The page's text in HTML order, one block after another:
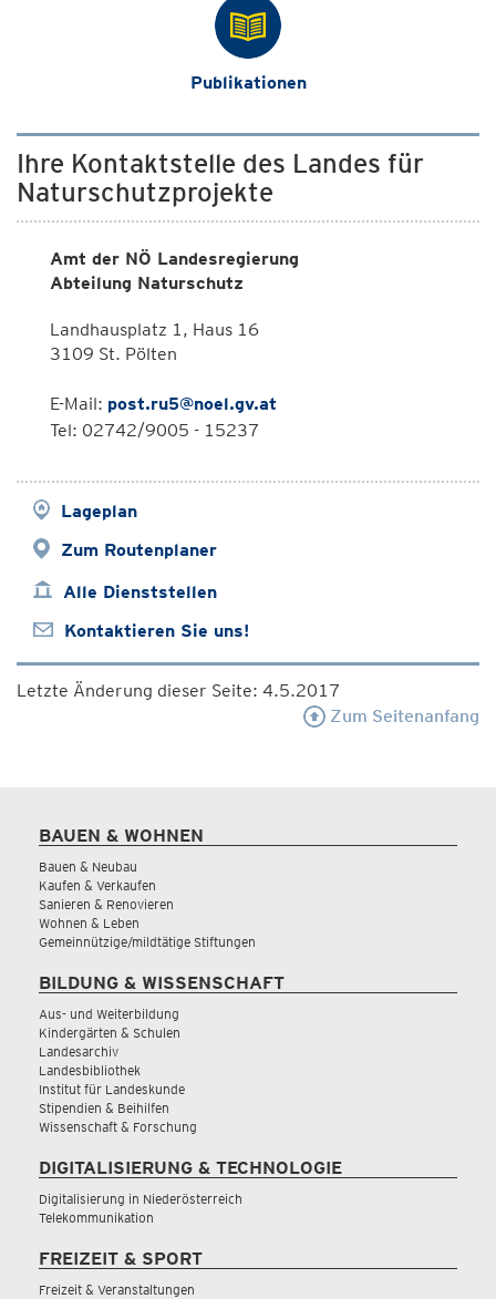
Publikationen
Ihre Kontaktstelle des Landes für
Naturschutzprojekte
Amt der NÖ Landesregierung
Abteilung Naturschutz
Landhausplatz 1, Haus 16
3109 St. Pölten
E-Mail: post.ru5@noel.gv.at
Tel: 02742/9005 - 15237
Lageplan
Zum Routenplaner
Alle Dienststellen
Kontaktieren Sie uns!
Letzte Änderung dieser Seite: 4.5.2017
Zum Seitenanfang
BAUEN & WOHNEN
Bauen & Neubau
Kaufen & Verkaufen
Sanieren & Renovieren
Wohnen & Leben
Gemeinnützige/mildtätige Stiftungen
BILDUNG & WISSENSCHAFT
Aus- und Weiterbildung
Kindergärten & Schulen
Landesarchiv
Landesbibliothek
Institut für Landeskunde
Stipendien & Beihilfen
Wissenschaft & Forschung
DIGITALISIERUNG & TECHNOLOGIE
Digitalisierung in Niederösterreich
Telekommunikation
FREIZEIT & SPORT
Freizeit & Veranstaltungen